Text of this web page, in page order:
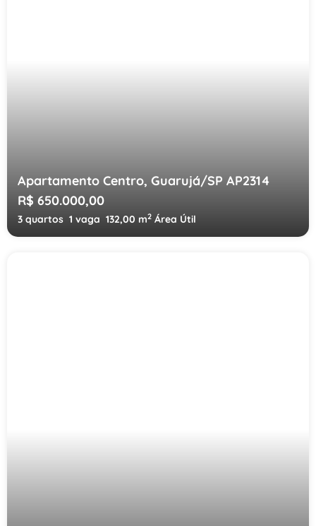
Apartamento Centro, Guarujá/SP AP2314
R$ 650.000,00
3 quartos 1 vaga 132,00 m2 Área Útil